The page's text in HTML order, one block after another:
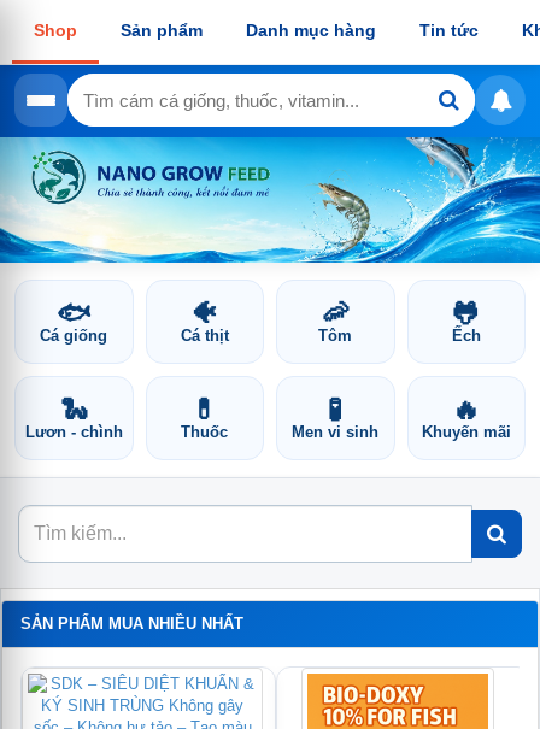
🐟
Cá giống
🐠
Cá thịt
🦐
Tôm
🐸
Ếch
🐍
Lươn - chình
💊
Thuốc
🧪
Men vi sinh
🔥
Khuyến mãi
Shop Sản phẩm Danh mục hàng Tin tức
SẢN PHẨM MUA NHIỀU NHẤT